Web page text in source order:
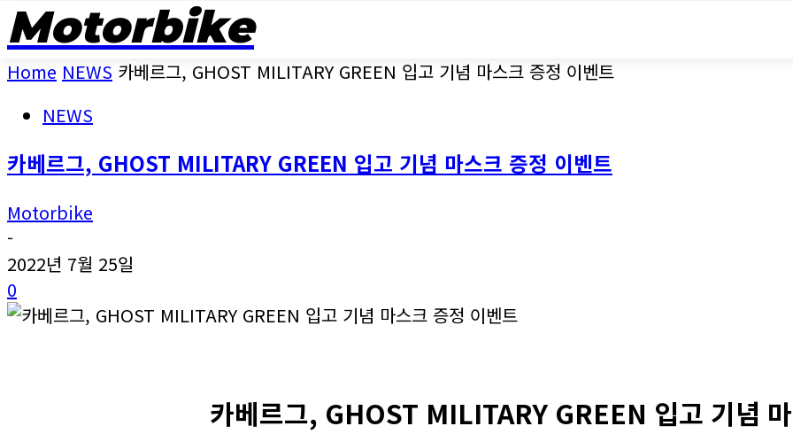
Motorbike
Home NEWS 카베르그, GHOST MILITARY GREEN 입고 기념 마스크 증정 이벤트
NEWS
카베르그, GHOST MILITARY GREEN 입고 기념 마스크 증정 이벤트
Motorbike
-
2022년 7월 25일
0
카베르그, GHOST MILITARY GREEN 입고 기념